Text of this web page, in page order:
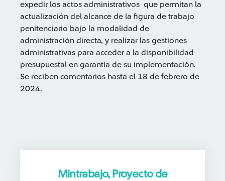
expedir los actos administrativos que permitan la
actualización del alcance de la figura de trabajo
penitenciario bajo la modalidad de
administración directa, y realizar las gestiones
administrativas para acceder a la disponibilidad
presupuestal en garantía de su implementación.
Se reciben comentarios hasta el 18 de febrero de
2024.
Mintrabajo, Proyecto de